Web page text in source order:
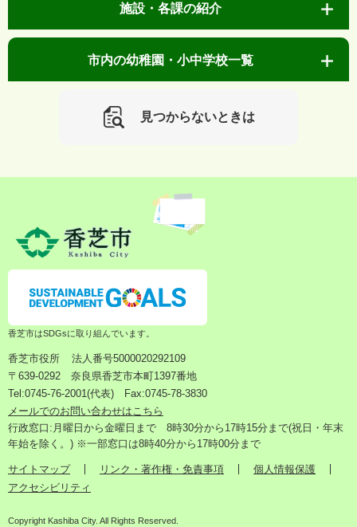
施設・各課の紹介
市内の幼稚園・小中学校一覧
見つからないときは
香芝市はSDGsに取り組んでいます。
香芝市役所
法人番号5000020292109
〒639-0292 奈良県香芝市本町1397番地
Tel:0745-76-2001(代表) Fax:0745-78-3830
メールでのお問い合わせはこちら
行政窓口:月曜日から金曜日まで 8時30分から17時15分まで(祝日・年末
年始を除く。) ※一部窓口は8時40分から17時00分まで
サイトマップ リンク・著作権・免責事項
個人情報保護
アクセシビリティ
Copyright Kashiba City. All Rights Reserved.